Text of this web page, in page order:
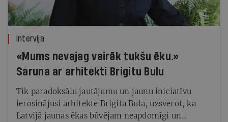
Intervija
«Mums nevajag vairāk tukšu ēku.»
Saruna ar arhitekti Brigitu Bulu
Tik paradoksālu jautājumu un jaunu iniciatīvu
ierosinājusi arhitekte Brigita Bula, uzsverot, ka
Latvijā jaunas ēkas būvējam neapdomīgi un